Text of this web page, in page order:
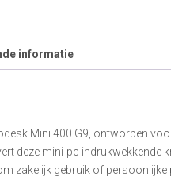
informatie
Mini 400 G9, ontworpen
deze mini-pc indrukwekkende
zakelijk gebruik of